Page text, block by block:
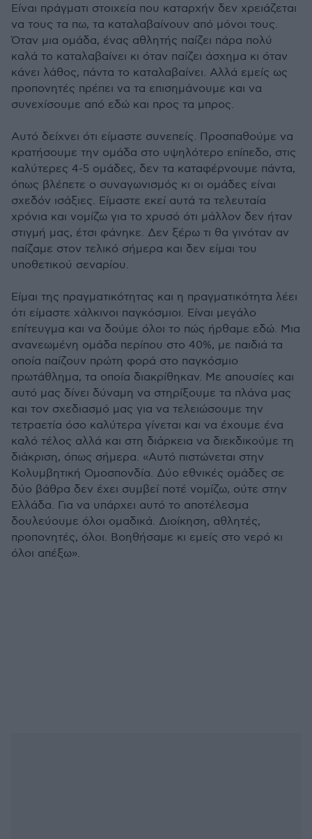
Είναι πράγματι στοιχεία που καταρχήν δεν χρειάζεται
να τους τα πω, τα καταλαβαίνουν από μόνοι τους.
Όταν μια ομάδα, ένας αθλητής παίζει πάρα πολύ
καλά το καταλαβαίνει κι όταν παίζει άσχημα κι όταν
κάνει λάθος, πάντα το καταλαβαίνει. Αλλά εμείς ως
προπονητές πρέπει να τα επισημάνουμε και να
συνεχίσουμε από εδώ και προς τα μπρος.
Αυτό δείχνει ότι είμαστε συνεπείς. Προσπαθούμε να
κρατήσουμε την ομάδα στο υψηλότερο επίπεδο, στις
καλύτερες 4-5 ομάδες, δεν τα καταφέρνουμε πάντα,
όπως βλέπετε ο συναγωνισμός κι οι ομάδες είναι
σχεδόν ισάξιες. Είμαστε εκεί αυτά τα τελευταία
χρόνια και νομίζω για το χρυσό ότι μάλλον δεν ήταν
στιγμή μας, έτσι φάνηκε. Δεν ξέρω τι θα γινόταν αν
παίζαμε στον τελικό σήμερα και δεν είμαι του
υποθετικού σεναρίου.
Είμαι της πραγματικότητας και η πραγματικότητα λέει
ότι είμαστε χάλκινοι παγκόσμιοι. Είναι μεγάλο
επίτευγμα και να δούμε όλοι το πώς ήρθαμε εδώ. Μια
ανανεωμένη ομάδα περίπου στο 40%, με παιδιά τα
οποία παίζουν πρώτη φορά στο παγκόσμιο
πρωτάθλημα, τα οποία διακρίθηκαν. Με απουσίες και
αυτό μας δίνει δύναμη να στηρίξουμε τα πλάνα μας
και τον σχεδιασμό μας για να τελειώσουμε την
τετραετία όσο καλύτερα γίνεται και να έχουμε ένα
καλό τέλος αλλά και στη διάρκεια να διεκδικούμε τη
διάκριση, όπως σήμερα. «Αυτό πιστώνεται στην
Κολυμβητική Ομοσπονδία. Δύο εθνικές ομάδες σε
δύο βάθρα δεν έχει συμβεί ποτέ νομίζω, ούτε στην
Ελλάδα. Για να υπάρχει αυτό το αποτέλεσμα
δουλεύουμε όλοι ομαδικά. Διοίκηση, αθλητές,
προπονητές, όλοι. Βοηθήσαμε κι εμείς στο νερό κι
όλοι απέξω».